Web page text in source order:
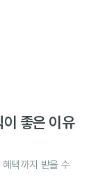
좋은 이유
택까지 받을 수